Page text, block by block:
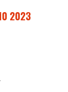
2023